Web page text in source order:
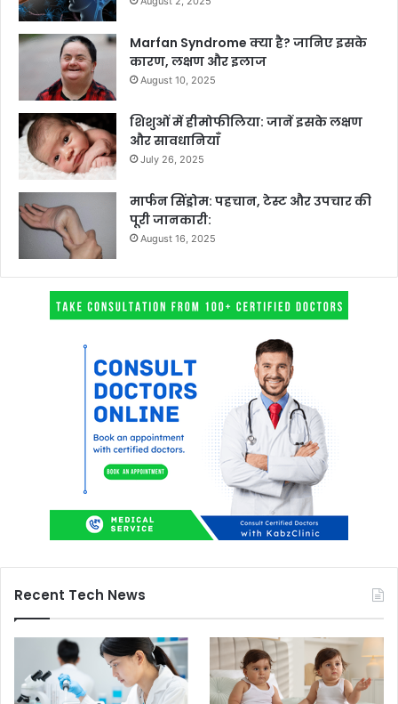
Marfan Syndrome क्या है? जानिए इसके
कारण, लक्षण और इलाज
August 10, 2025
शिशुओं में हीमोफीलिया: जानें इसके लक्षण
और सावधानियाँ
July 26, 2025
मार्फन सिंड्रोम: पहचान, टेस्ट और उपचार की
पूरी जानकारी:
August 16, 2025
Recent Tech News